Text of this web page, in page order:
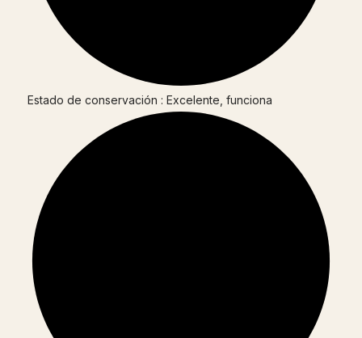
Estado de conservación : Excelente, funciona